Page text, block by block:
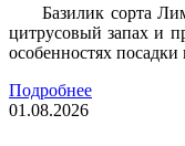
Базилик сорта
цитрусовый запах и
особенностях посадки
Подробнее
01.08.2026